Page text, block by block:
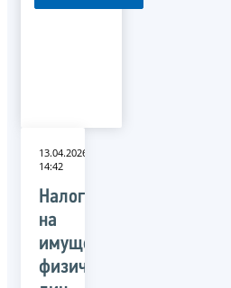
13.04.2026
14:42
Налог
на
имущество
физических